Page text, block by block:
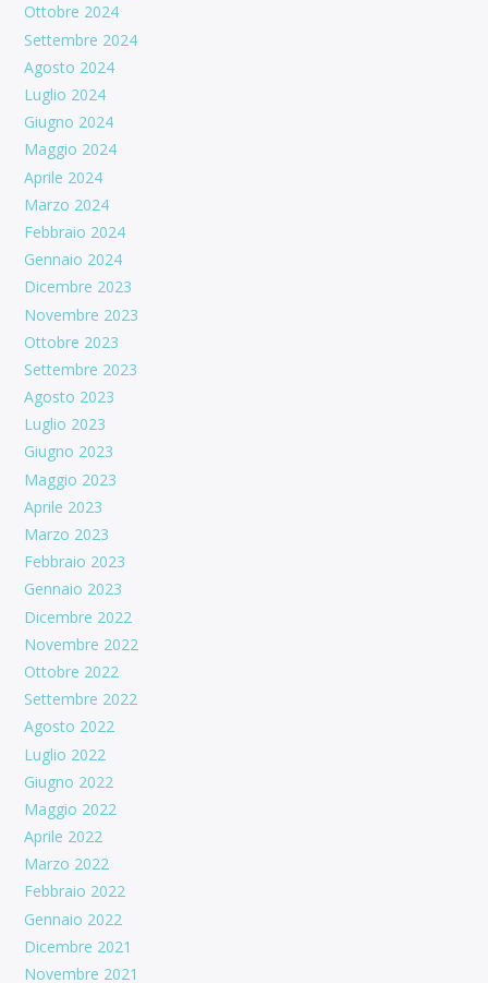
Ottobre 2024
Settembre 2024
Agosto 2024
Luglio 2024
Giugno 2024
Maggio 2024
Aprile 2024
Marzo 2024
Febbraio 2024
Gennaio 2024
Dicembre 2023
Novembre 2023
Ottobre 2023
Settembre 2023
Agosto 2023
Luglio 2023
Giugno 2023
Maggio 2023
Aprile 2023
Marzo 2023
Febbraio 2023
Gennaio 2023
Dicembre 2022
Novembre 2022
Ottobre 2022
Settembre 2022
Agosto 2022
Luglio 2022
Giugno 2022
Maggio 2022
Aprile 2022
Marzo 2022
Febbraio 2022
Gennaio 2022
Dicembre 2021
Novembre 2021